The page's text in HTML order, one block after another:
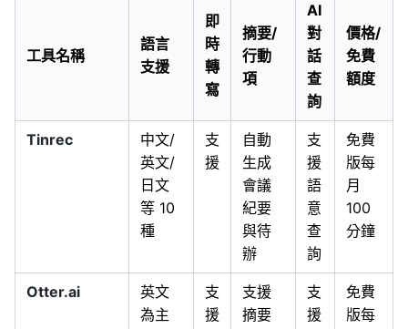
工具名稱
語言
支援
即
時
轉
寫
摘要/
行動
項
AI
對
話
查
詢
價格/
免費
額度
Tinrec
中文/
英文/
日文
等 10
種
支
援
自動
生成
會議
紀要
與待
辦
支
援
語
意
查
詢
免費
版每
月
100
分鐘
Otter.ai
英文
為主
支
援
支援
摘要
支
援
免費
版每